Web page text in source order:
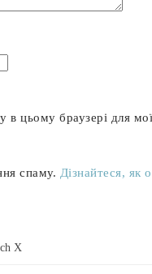
в цьому браузері для
спаму. Дізнайтеся, як
X